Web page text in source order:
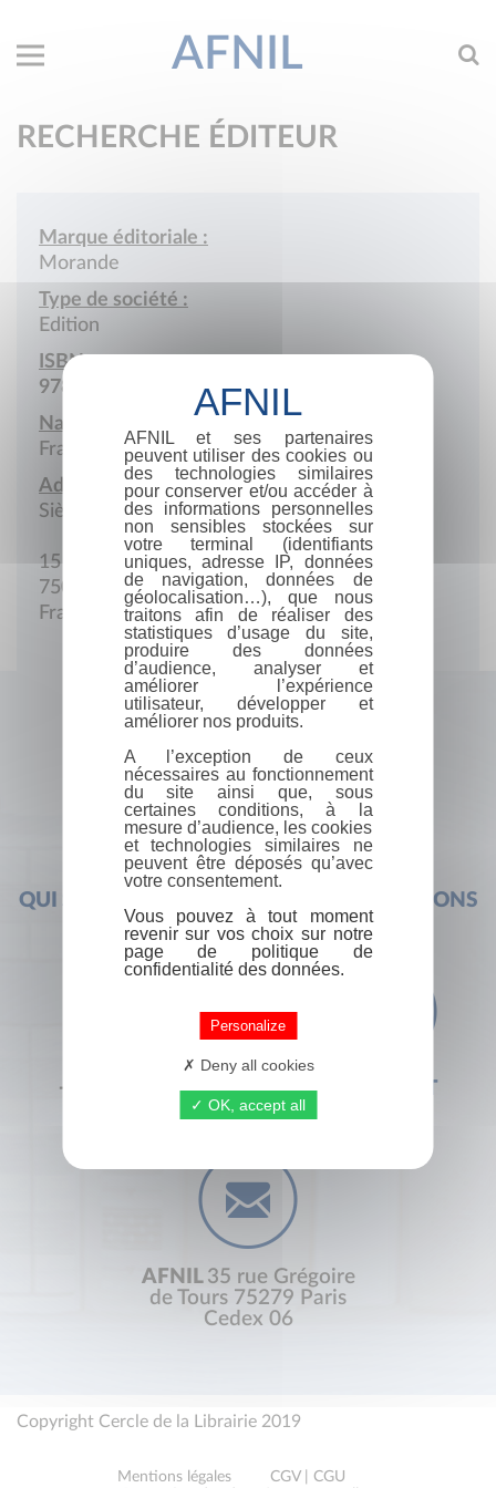
AFNIL
RECHERCHE ÉDITEUR
Marque éditoriale :
Morande
Type de société :
Edition
ISBN :
978-2-902091
Nationalité :
France
Adresse :
Siège social
15 Rue Poussin
75016 Paris
France
QUI SOMMES-NOUS ? FOIRE AUX QUESTIONS
+33 (0) 1 44 41 29 19 CONTACT
AFNIL 35 rue Grégoire
de Tours 75279 Paris
Cedex 06
Copyright Cercle de la Librairie 2019
Mentions légales
CGV | CGU
AFNIL et ses partenaires
peuvent utiliser des cookies ou
des technologies similaires
pour conserver et/ou accéder à
des informations personnelles
non sensibles stockées sur
votre terminal (identifiants
uniques, adresse IP, données
de navigation, données de
géolocalisation…), que nous
traitons afin de réaliser des
statistiques d’usage du site,
produire des données
d’audience, analyser et
améliorer l’expérience
utilisateur, développer et
améliorer nos produits.
A l’exception de ceux
nécessaires au fonctionnement
du site ainsi que, sous
certaines conditions, à la
mesure d’audience, les cookies
et technologies similaires ne
peuvent être déposés qu’avec
votre consentement.
Vous pouvez à tout moment
revenir sur vos choix sur notre
page de politique de
confidentialité des données.
Personalize
Deny all cookies
OK, accept all